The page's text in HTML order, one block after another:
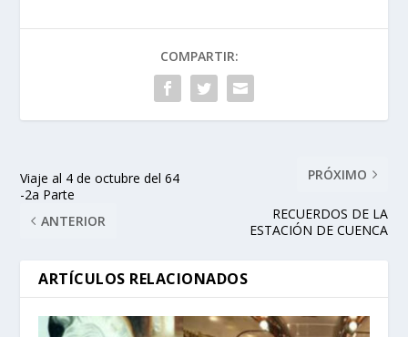
COMPARTIR:
Viaje al 4 de octubre del 64
-2a Parte
ANTERIOR
PRÓXIMO
RECUERDOS DE LA
ESTACIÓN DE CUENCA
ARTÍCULOS RELACIONADOS